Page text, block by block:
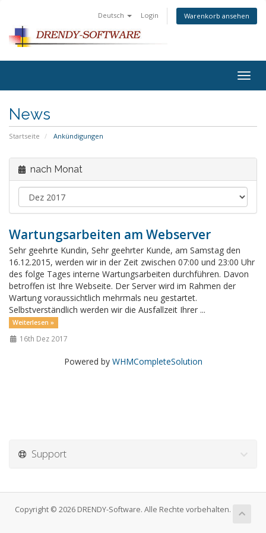
Deutsch Login Warenkorb ansehen
News
Startseite Ankündigungen
nach Monat
Wartungsarbeiten am Webserver
Sehr geehrte Kundin, Sehr geehrter Kunde, am Samstag den
16.12.2015, werden wir in der Zeit zwischen 07:00 und 23:00 Uhr
des folge Tages interne Wartungsarbeiten durchführen. Davon
betroffen ist Ihre Webseite. Der Server wird im Rahmen der
Wartung voraussichtlich mehrmals neu gestartet.
Selbstverständlich werden wir die Ausfallzeit Ihrer ...
Weiterlesen »
16th Dez 2017
Powered by WHMCompleteSolution
Support
Copyright © 2026 DRENDY-Software. Alle Rechte vorbehalten.